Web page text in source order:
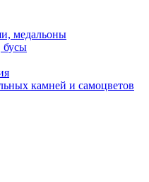
медальоны
бусы
камней и самоцветов